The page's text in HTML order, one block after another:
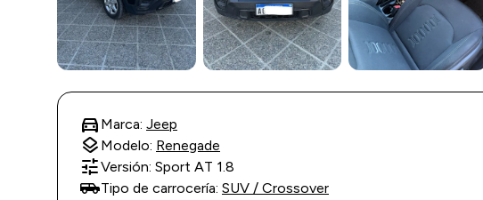
directions_car Marca: Jeep
layers Modelo: Renegade
tuneVersión: Sport AT 1.8
Tipo de carrocería: SUV / Crossover